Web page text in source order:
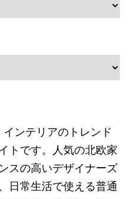
ンテリアのトレンド
トです。人気の北欧家
スの高いデザイナーズ
日常生活で使える普通